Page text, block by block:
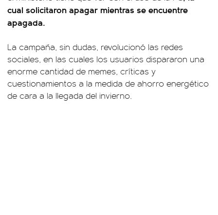
cual solicitaron apagar mientras se encuentre
apagada.
La campaña, sin dudas, revolucionó las redes
sociales, en las cuales los usuarios dispararon una
enorme cantidad de memes, críticas y
cuestionamientos a la medida de ahorro energético
de cara a la llegada del invierno.